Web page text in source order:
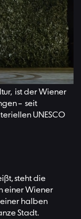
Verwandte wie
»English
und der
ist der Wiener
– seit
UNESCO
steht die
einer Wiener
einer halben
Stadt.